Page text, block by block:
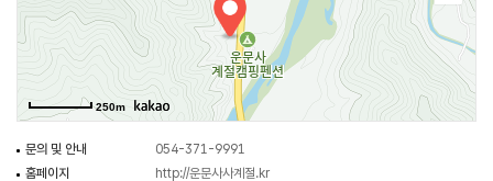
편리하게 해결할 수 있다.
250m
문의 및 안내
054-371-9991
홈페이지
http://운문사사계절.kr